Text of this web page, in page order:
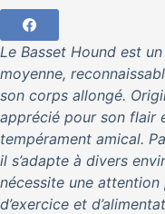
Le Basset Hound est
moyenne,
son corps allongé.
apprécié pour son flair
tempérament amical.
il s’adapte à divers
nécessite une
d’exercice et